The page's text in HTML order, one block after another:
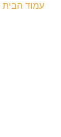
עמוד הבית